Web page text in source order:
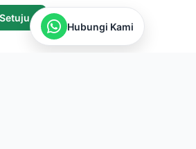
Jasa Keuangan
Hubungi Kami
Setuju